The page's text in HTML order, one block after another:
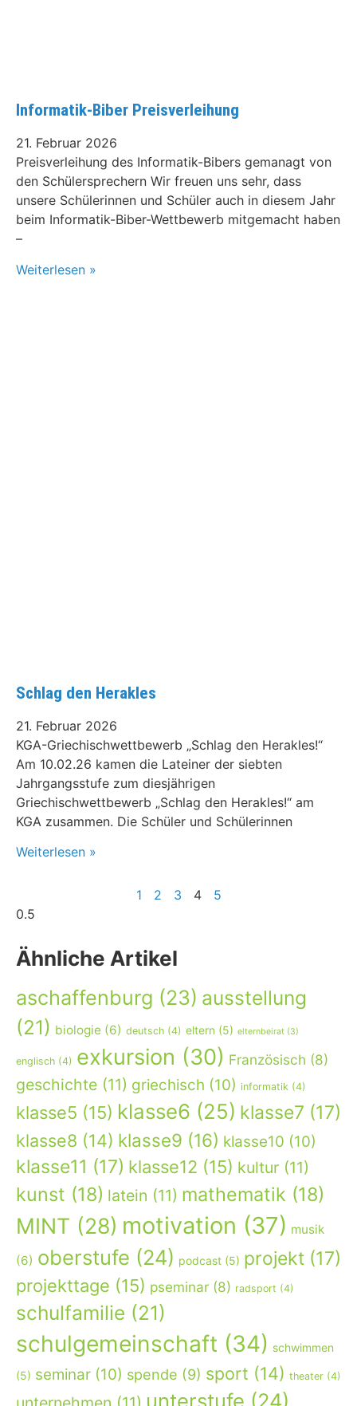
Informatik-Biber Preisverleihung
21. Februar 2026
Preisverleihung des Informatik-Bibers gemanagt von
den Schülersprechern Wir freuen uns sehr, dass
unsere Schülerinnen und Schüler auch in diesem Jahr
beim Informatik-Biber-Wettbewerb mitgemacht haben
–
Weiterlesen »
Schlag den Herakles
21. Februar 2026
KGA-Griechischwettbewerb „Schlag den Herakles!“
Am 10.02.26 kamen die Lateiner der siebten
Jahrgangsstufe zum diesjährigen
Griechischwettbewerb „Schlag den Herakles!“ am
KGA zusammen. Die Schüler und Schülerinnen
Weiterlesen »
1 2 3 4 5
Ähnliche Artikel
aschaffenburg (23) ausstellung
(21) biologie (6) deutsch (4) eltern (5) elternbeirat (3)
englisch (4) exkursion (30) Französisch (8)
geschichte (11) griechisch (10) informatik (4)
klasse5 (15) klasse6 (25) klasse7 (17)
klasse8 (14) klasse9 (16) klasse10 (10)
klasse11 (17) klasse12 (15) kultur (11)
kunst (18) latein (11) mathematik (18)
MINT (28) motivation (37) musik
(6) oberstufe (24) podcast (5) projekt (17)
projekttage (15) pseminar (8) radsport (4)
schulfamilie (21)
schulgemeinschaft (34) schwimmen
(5) seminar (10) spende (9) sport (14) theater (4)
unterstufe (24)